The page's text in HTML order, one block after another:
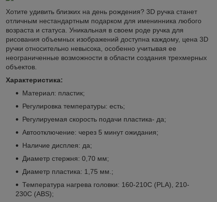
Хотите удивить близких на день рождения? 3D ручка станет
отличным нестандартным подарком для именинника любого
возраста и статуса. Уникальная в своем роде ручка для
рисования объемных изображений доступна каждому, цена 3D
ручки относительно невысока, особенно учитывая ее
неограниченные возможности в области создания трехмерных
объектов.
Характеристика:
Материал: пластик;
Регулировка температуры: есть;
Регулируемая скорость подачи пластика- да;
Автоотключение: через 5 минут ожидания;
Наличие дисплея: да;
Диаметр стержня: 0,70 мм;
Диаметр пластика: 1,75 мм.;
Температура нагрева головки: 160-210C (PLA), 210-
230C (ABS);